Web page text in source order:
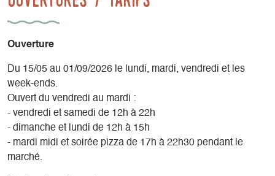
Ouverture
Du 15/05 au 01/09/2026 le lundi, mardi, vendredi et les
week-ends.
Ouvert du vendredi au mardi :
- vendredi et samedi de 12h à 22h
- dimanche et lundi de 12h à 15h
- mardi midi et soirée pizza de 17h à 22h30 pendant le
marché.